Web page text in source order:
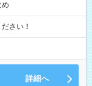
さい！
詳細へ